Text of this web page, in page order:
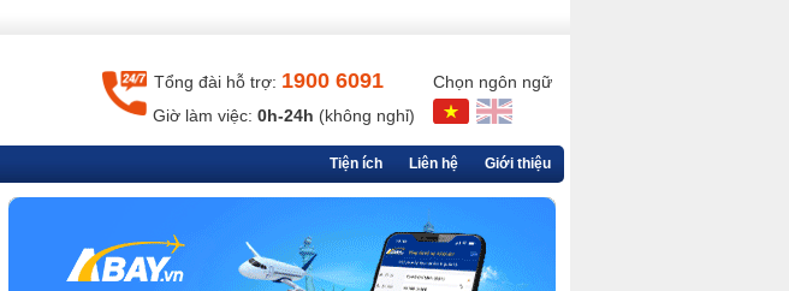
Tổng đài hỗ trợ: 1900 6091
Giờ làm việc: 0h-24h (không nghỉ)
Chọn ngôn ngữ
Giới thiệu
Liên hệ
Tiện ích